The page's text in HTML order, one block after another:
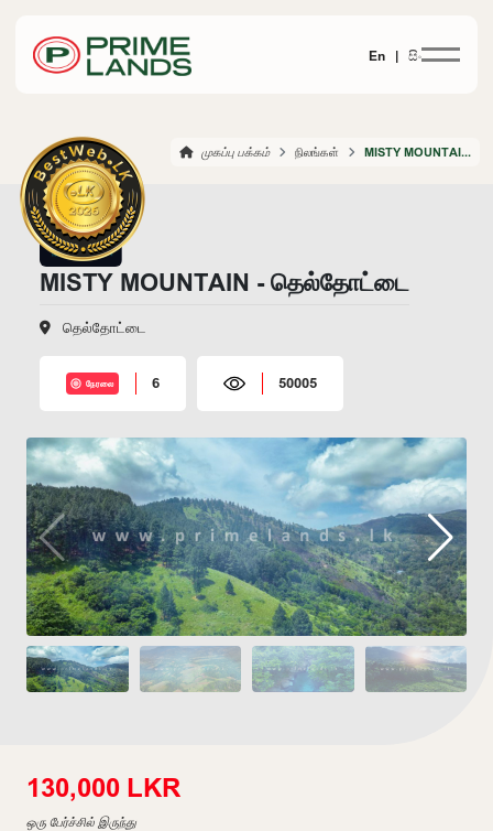
En | සිං
முகப்பு பக்கம் நிலங்கள் MISTY MOUNTAIN DELTOTA
MISTY MOUNTAIN - தெல்தோட்டை
தெல்தோட்டை
நேரலை 6 50005
130,000 LKR
ஒரு பேர்ச்சில் இருந்து